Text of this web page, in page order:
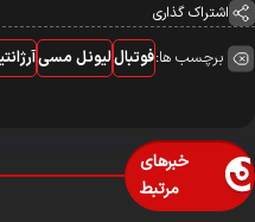
اشتراک گذاری
برچسب ها:فوتباللیونل مسیآرژانتین
خبرهای
مرتبط